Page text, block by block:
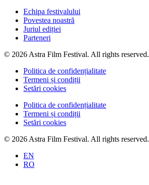
Echipa festivalului
Povestea noastră
Juriul ediției
Parteneri
© 2026 Astra Film Festival. All rights reserved.
Politica de confidențialitate
Termeni și condiții
Setări cookies
Politica de confidențialitate
Termeni și condiții
Setări cookies
© 2026 Astra Film Festival. All rights reserved.
EN
RO